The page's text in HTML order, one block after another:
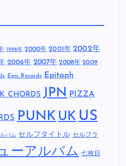
1998年 2000年 2001年 2002年
2006年 2007年 2008年 2009
Epic Records Epitaph
CHORDS JPN PIZZA
PUNK UK US
バム セルフタイトル セルフラ
ーアルバム 七枚目